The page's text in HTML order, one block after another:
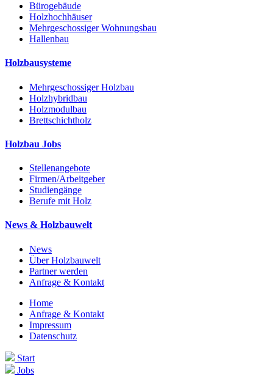
Bürogebäude
Holzhochhäuser
Mehrgeschossiger Wohnungsbau
Hallenbau
Holzbausysteme
Mehrgeschossiger Holzbau
Holzhybridbau
Holzmodulbau
Brettschichtholz
Holzbau Jobs
Stellenangebote
Firmen/Arbeitgeber
Studiengänge
Berufe mit Holz
News & Holzbauwelt
News
Über Holzbauwelt
Partner werden
Anfrage & Kontakt
Home
Anfrage & Kontakt
Impressum
Datenschutz
Start
Jobs